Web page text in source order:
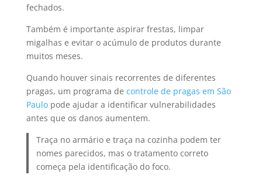
fechados.
Também é importante aspirar frestas, limpar
migalhas e evitar o acúmulo de produtos durante
muitos meses.
Quando houver sinais recorrentes de diferentes
pragas, um programa de controle de pragas em São
Paulopode ajudar a identificar vulnerabilidades
antes que os danos aumentem.
Traça no armário e traça na cozinha podem ter
nomes parecidos, mas o tratamento correto
começa pela identificação do foco.